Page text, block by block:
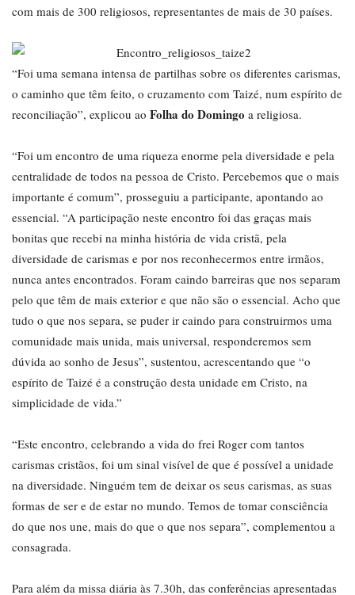
com mais de 300 religiosos, representantes de mais de 30 países.
“Foi uma semana intensa de partilhas sobre os diferentes carismas,
o caminho que têm feito, o cruzamento com Taizé, num espírito de
reconciliação”, explicou ao Folha do Domingo a religiosa.
“Foi um encontro de uma riqueza enorme pela diversidade e pela
centralidade de todos na pessoa de Cristo. Percebemos que o mais
importante é comum”, prosseguiu a participante, apontando ao
essencial. “A participação neste encontro foi das graças mais
bonitas que recebi na minha história de vida cristã, pela
diversidade de carismas e por nos reconhecermos entre irmãos,
nunca antes encontrados. Foram caindo barreiras que nos separam
pelo que têm de mais exterior e que não são o essencial. Acho que
tudo o que nos separa, se puder ir caindo para construirmos uma
comunidade mais unida, mais universal, responderemos sem
dúvida ao sonho de Jesus”, sustentou, acrescentando que “o
espírito de Taizé é a construção desta unidade em Cristo, na
simplicidade de vida.”
“Este encontro, celebrando a vida do frei Roger com tantos
carismas cristãos, foi um sinal visível de que é possível a unidade
na diversidade. Ninguém tem de deixar os seus carismas, as suas
formas de ser e de estar no mundo. Temos de tomar consciência
do que nos une, mais do que o que nos separa”, complementou a
consagrada.
Para além da missa diária às 7.30h, das conferências apresentadas